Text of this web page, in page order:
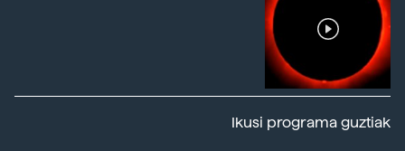
Ikusi programa guztiak